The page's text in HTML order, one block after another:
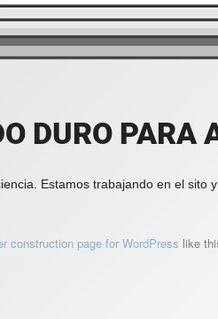
DURO PARA
Estamos trabajando en el sito
construction page for WordPress like